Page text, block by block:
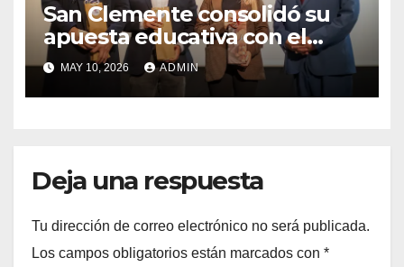
San Clemente consolidó su
apuesta educativa con el
lanzamiento del
Preuniversitario Brotes 2026
MAY 10, 2026 ADMIN
Deja una respuesta
Tu dirección de correo electrónico no será publicada.
Los campos obligatorios están marcados con *